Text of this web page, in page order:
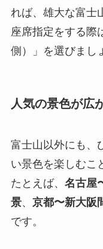
れば、雄大な富士
座席指定をする際
側）」を選びまし
人気の景色が広
富士山以外にも、
い景色を楽しむこ
たとえば、 名古屋
景、 京都〜新大阪
です。